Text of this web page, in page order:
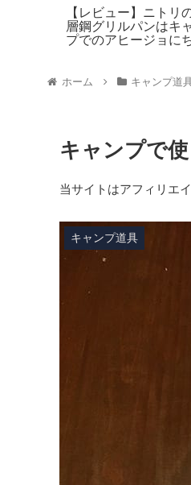
【レビュー】ニトリ
層鋼グリルパンはキ
プでのアヒージョに
ホーム キャンプ道
キャンプで
当サイトはアフィリエ
キャンプ道具